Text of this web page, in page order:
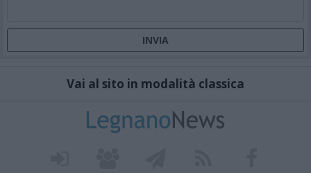
Vai al sito in modalità classica